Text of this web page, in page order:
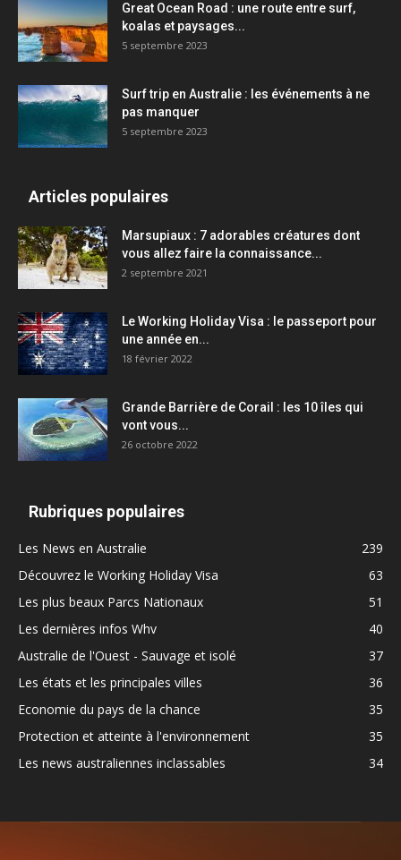
Great Ocean Road : une route entre surf,
koalas et paysages...
5 septembre 2023
Surf trip en Australie : les événements à ne
pas manquer
5 septembre 2023
Articles populaires
Marsupiaux : 7 adorables créatures dont
vous allez faire la connaissance...
2 septembre 2021
Le Working Holiday Visa : le passeport pour
une année en...
18 février 2022
Grande Barrière de Corail : les 10 îles qui
vont vous...
26 octobre 2022
Rubriques populaires
Les News en Australie
239
Découvrez le Working Holiday Visa
63
Les plus beaux Parcs Nationaux
51
Les dernières infos Whv
40
Australie de l'Ouest - Sauvage et isolé
37
Les états et les principales villes
36
Economie du pays de la chance
35
Protection et atteinte à l'environnement
35
Les news australiennes inclassables
34